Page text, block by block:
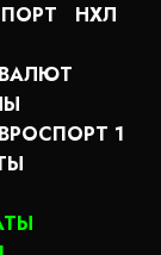
НХЛ
1